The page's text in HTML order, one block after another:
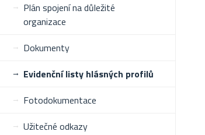
Plán spojení na důležité
organizace
Dokumenty
Evidenční listy hlásných profilů
Fotodokumentace
Užitečné odkazy